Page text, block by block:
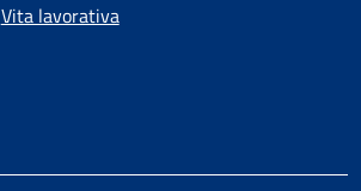
Vita lavorativa